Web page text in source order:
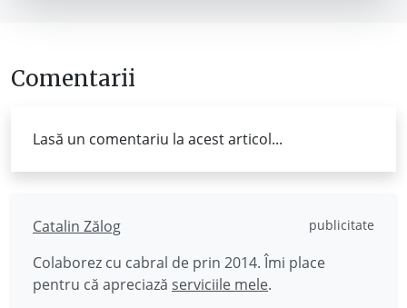
Comentarii
Lasă un comentariu la acest articol...
Catalin Zălog publicitate
Colaborez cu cabral de prin 2014. Îmi place
pentru că apreciază serviciile mele.